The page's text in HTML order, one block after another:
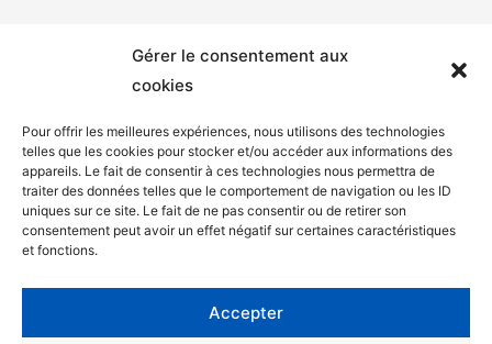
Gérer le consentement aux
cookies
Pour offrir les meilleures expériences, nous utilisons des technologies
telles que les cookies pour stocker et/ou accéder aux informations des
appareils. Le fait de consentir à ces technologies nous permettra de
traiter des données telles que le comportement de navigation ou les ID
uniques sur ce site. Le fait de ne pas consentir ou de retirer son
consentement peut avoir un effet négatif sur certaines caractéristiques
et fonctions.
Accepter
Mentions légales
Politique de confidentialité